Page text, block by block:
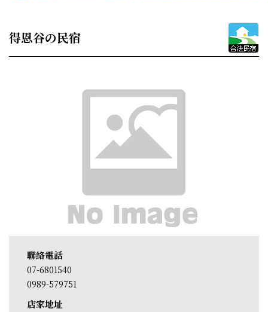
得恩谷の民宿
聯絡電話
07-6801540
0989-579751
店家地址